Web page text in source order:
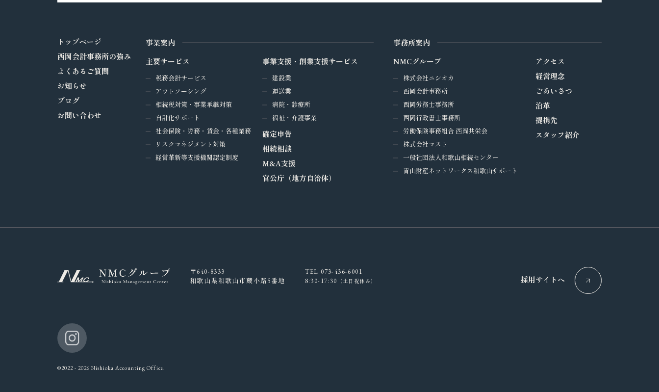
トップページ
西岡会計事務所の強み
よくあるご質問
お知らせ
ブログ
お問い合わせ
事業案内
主要サービス
税務会計サービス
アウトソーシング
相続税対策・事業承継対策
自計化サポート
社会保険・労務・賃金・各種業務
リスクマネジメント対策
経営革新等支援機関認定制度
事業支援・創業支援サービス
建設業
運送業
病院・診療所
福祉・介護事業
確定申告
相続相談
M&A支援
官公庁（地方自治体）
事務所案内
NMCグループ
株式会社ニシオカ
西岡会計事務所
西岡労務士事務所
西岡行政書士事務所
労働保険事務組合 西岡共栄会
株式会社マスト
一般社団法人和歌山相続センター
青山財産ネットワークス和歌山サポート
アクセス
経営理念
ごあいさつ
沿革
提携先
スタッフ紹介
〒640-8333
和歌山県和歌山市蔵小路5番地
TEL 073-436-6001
8:30-17:30
（土日祝休み） 採用サイトへ
©2022 - 2026 Nishioka Accounting Office.